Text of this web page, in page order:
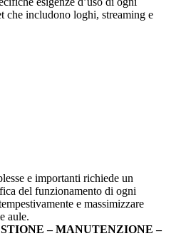
che includono loghi, streaming e
e importanti richiede un
del funzionamento di ogni
e massimizzare
aule.
– MANUTENZIONE –